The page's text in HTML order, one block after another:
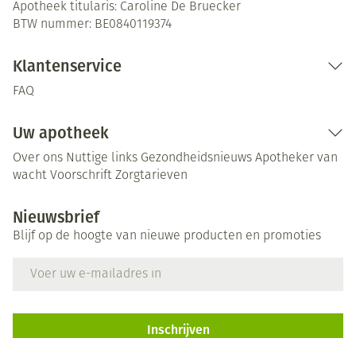
Apotheek titularis: Caroline De Bruecker
BTW nummer: BE0840119374
Klantenservice
FAQ
Uw apotheek
Over ons Nuttige links Gezondheidsnieuws Apotheker van
wacht Voorschrift Zorgtarieven
Nieuwsbrief
Blijf op de hoogte van nieuwe producten en promoties
Inschrijven